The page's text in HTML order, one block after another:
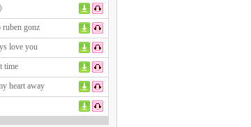
ruben gonz
love you
time
heart away